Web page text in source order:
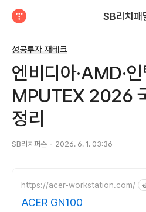
SB리치패
성공투자 재테크
엔비디아·AMD·
MPUTEX 2026
정리
SB리치퍼슨 2026. 6. 1. 03:36
https://acer-workstation.com/
ACER GN100